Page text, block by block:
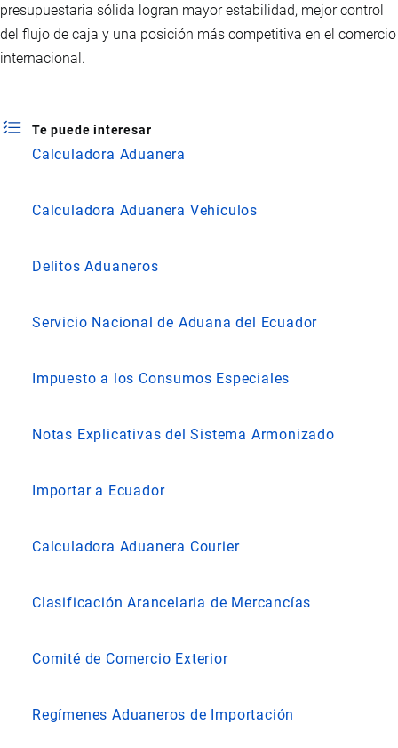
presupuestaria sólida logran mayor estabilidad, mejor control
del flujo de caja y una posición más competitiva en el comercio
internacional.
Te puede interesar
Calculadora Aduanera
Calculadora Aduanera Vehículos
Delitos Aduaneros
Servicio Nacional de Aduana del Ecuador
Impuesto a los Consumos Especiales
Notas Explicativas del Sistema Armonizado
Importar a Ecuador
Calculadora Aduanera Courier
Clasificación Arancelaria de Mercancías
Comité de Comercio Exterior
Regímenes Aduaneros de Importación